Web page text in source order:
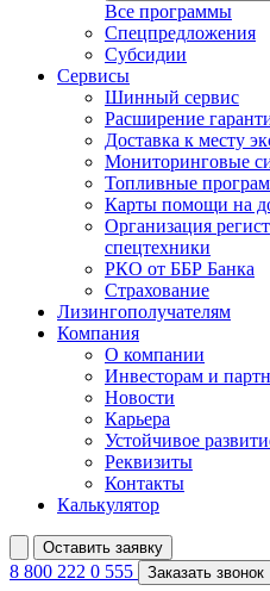
Все программы
Спецпредложения
Субсидии
Сервисы
Шинный сервис
Расширение
Доставка к месту
Мониторинговые
Топливные
Карты помощи на
Организация
спецтехники
РКО от ББР Банка
Страхование
Лизингополучателям
Компания
О компании
Инвесторам и
Новости
Карьера
Устойчивое
Реквизиты
Контакты
Калькулятор
Оставить заявку
8 800 222 0 555 Заказать звонок